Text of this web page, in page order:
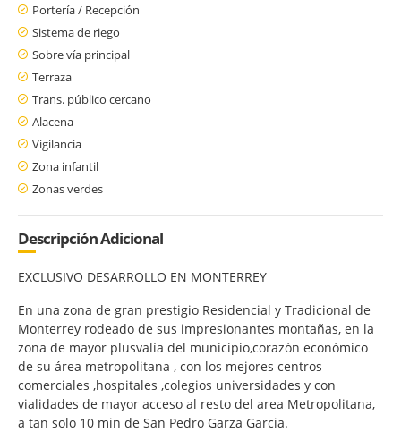
Portería / Recepción
Sistema de riego
Sobre vía principal
Terraza
Trans. público cercano
Alacena
Vigilancia
Zona infantil
Zonas verdes
Descripción Adicional
EXCLUSIVO DESARROLLO EN MONTERREY
En una zona de gran prestigio Residencial y Tradicional de
Monterrey rodeado de sus impresionantes montañas, en la
zona de mayor plusvalía del municipio,corazón económico
de su área metropolitana , con los mejores centros
comerciales ,hospitales ,colegios universidades y con
vialidades de mayor acceso al resto del area Metropolitana,
a tan solo 10 min de San Pedro Garza Garcia.